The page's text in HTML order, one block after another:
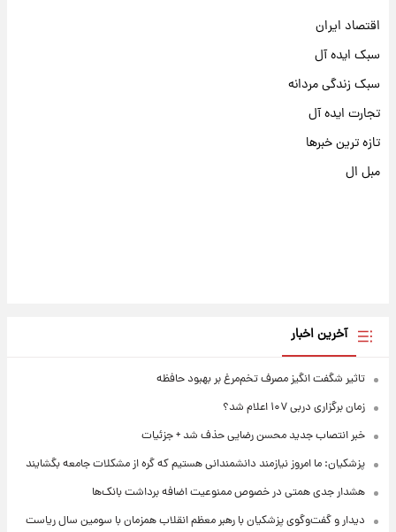
اقتصاد ایران
سبک ایده آل
سبک زندگی مردانه
تجارت ایده آل
تازه ترین خبرها
مبل ال
آخرین اخبار
تاثیر شگفت انگیز مصرف تخم‌مرغ بر بهبود حافظه
زمان برگزاری دربی ۱۰۷ اعلام شد؟
خبر انتصاب جدید محسن رضایی حذف شد + جزئیات
پزشکیان: ما امروز نیازمند دانشمندانی هستیم که گره از مشکلات جامعه بگشایند
هشدار جدی همتی در خصوص ممنوعیت اضافه ‌برداشت بانک‌ها
دیدار و گفت‌وگوی پزشکیان با رهبر معظم انقلاب همزمان با سومین سال ریاست